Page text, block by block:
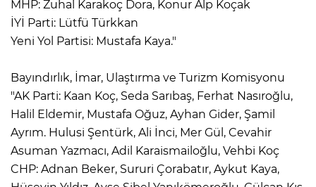
MHP: Zuhal Karakoç Dora, Konur Alp Koçak
İYİ Parti: Lütfü Türkkan
Yeni Yol Partisi: Mustafa Kaya."
Bayındırlık, İmar, Ulaştırma ve Turizm Komisyonu
"AK Parti: Kaan Koç, Seda Sarıbaş, Ferhat Nasıroğlu,
Halil Eldemir, Mustafa Oğuz, Ayhan Gider, Şamil
Ayrım. Hulusi Şentürk, Ali İnci, Mer Gül, Cevahir
Asuman Yazmacı, Adil Karaismailoğlu, Vehbi Koç
CHP: Adnan Beker, Sururi Çorabatır, Aykut Kaya,